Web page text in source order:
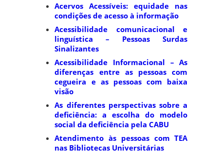
Acervos Acessíveis: equidade nas
condições de acesso à informação
Acessibilidade comunicacional e
linguística – Pessoas Surdas
Sinalizantes
Acessibilidade Informacional – As
diferenças entre as pessoas com
cegueira e as pessoas com baixa
visão
As diferentes perspectivas sobre a
deficiência: a escolha do modelo
social da deficiência pela CABU
Atendimento às pessoas com TEA
nas Bibliotecas Universitárias